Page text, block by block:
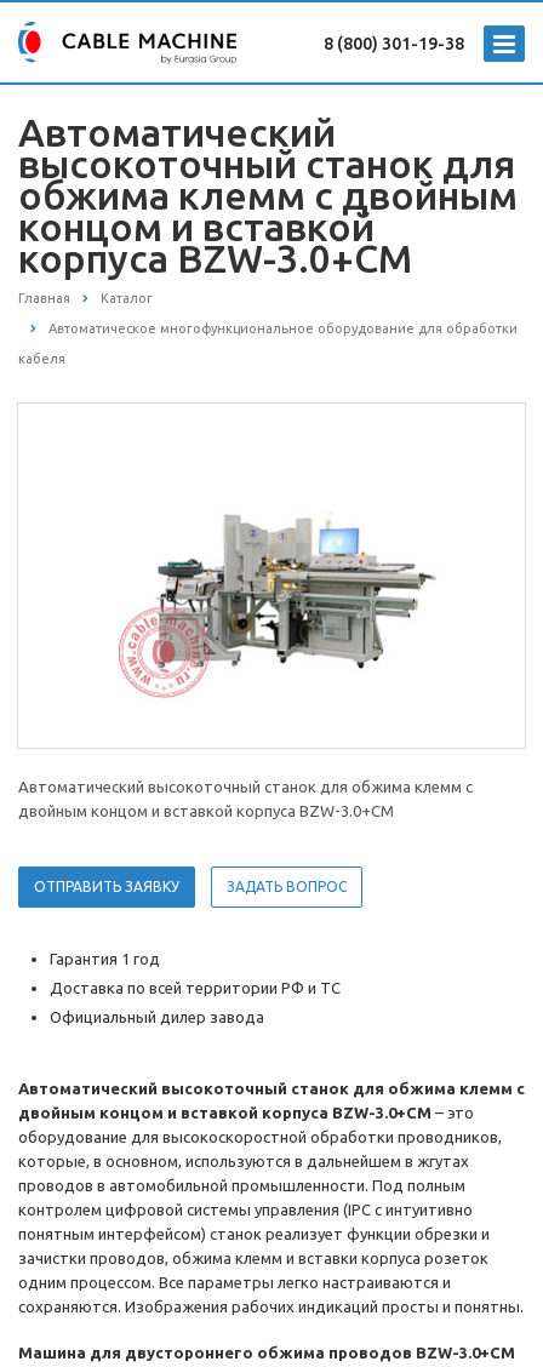
8 (800) 301-19-38
Автоматический
высокоточный станок для
обжима клемм с двойным
концом и вставкой
корпуса BZW-3.0+CM
Главная Каталог
Автоматическое многофункциональное оборудование для обработки
кабеля
Автоматический высокоточный станок для обжима клемм с
двойным концом и вставкой корпуса BZW-3.0+CM
ОТПРАВИТЬ ЗАЯВКУ ЗАДАТЬ ВОПРОС
Гарантия 1 год
Доставка по всей территории РФ и ТС
Официальный дилер завода
Автоматический высокоточный станок для обжима клемм с
двойным концом и вставкой корпуса BZW-3.0+CM – это
оборудование для высокоскоростной обработки проводников,
которые, в основном, используются в дальнейшем в жгутах
проводов в автомобильной промышленности. Под полным
контролем цифровой системы управления (IPC с интуитивно
понятным интерфейсом) станок реализует функции обрезки и
зачистки проводов, обжима клемм и вставки корпуса розеток
одним процессом. Все параметры легко настраиваются и
сохраняются. Изображения рабочих индикаций просты и понятны.
Машина для двустороннего обжима проводов BZW-3.0+CM